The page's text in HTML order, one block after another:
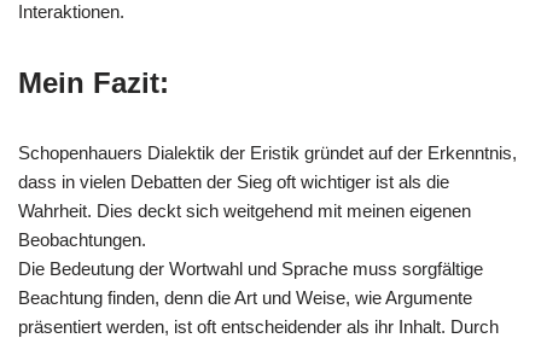
Interaktionen.
Mein Fazit:
Schopenhauers Dialektik der Eristik gründet auf der Erkenntnis,
dass in vielen Debatten der Sieg oft wichtiger ist als die
Wahrheit. Dies deckt sich weitgehend mit meinen eigenen
Beobachtungen.
Die Bedeutung der Wortwahl und Sprache muss sorgfältige
Beachtung finden, denn die Art und Weise, wie Argumente
präsentiert werden, ist oft entscheidender als ihr Inhalt. Durch